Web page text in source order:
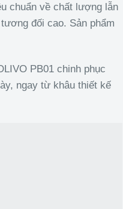
chuẩn về chất lượng lẫn
đối cao. Sản phẩm
PB01 chinh phục
ngay từ khâu thiết kế